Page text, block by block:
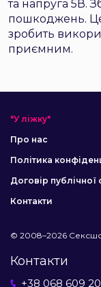
та напруга 5В.
пошкоджень.
зробить
приємним.
"У ліжку"
Про нас
Політика
Договір публічної
Контакти
© 2008–2026
Контакти
+38 068 609 20